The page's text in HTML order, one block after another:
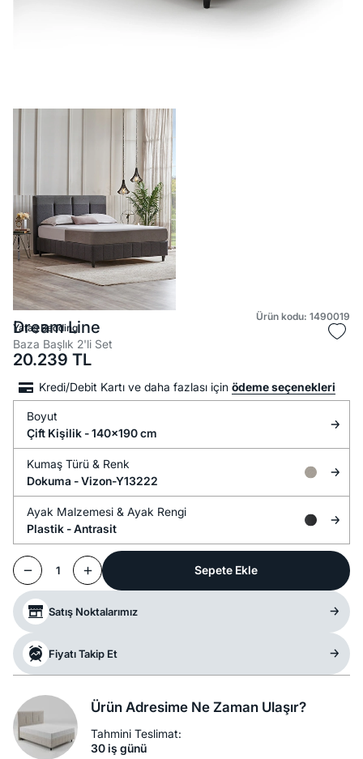
Ürün kodu: 1490019
Yataş Bedding
Dream Line
Baza Başlık 2'li Set
20.239 TL
Kredi/Debit Kartı ve daha fazlası için ödeme seçenekleri
Boyut
Çift Kişilik - 140x190 cm
Kumaş Türü & Renk
Dokuma -Vizon-Y13222
Ayak Malzemesi & Ayak Rengi
Plastik -Antrasit
1 Sepete Ekle
Satış Noktalarımız
Fiyatı Takip Et
Ürün Adresime Ne Zaman Ulaşır?
Tahmini Teslimat:
30 iş günü